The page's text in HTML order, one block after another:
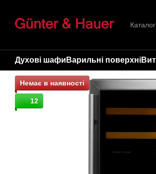
Духові шафи Варильні поверхні
Немає в наявності
12